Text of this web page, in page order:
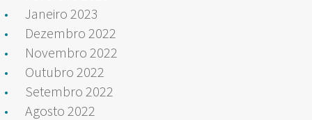
Janeiro 2023
Dezembro 2022
Novembro 2022
Outubro 2022
Setembro 2022
Agosto 2022